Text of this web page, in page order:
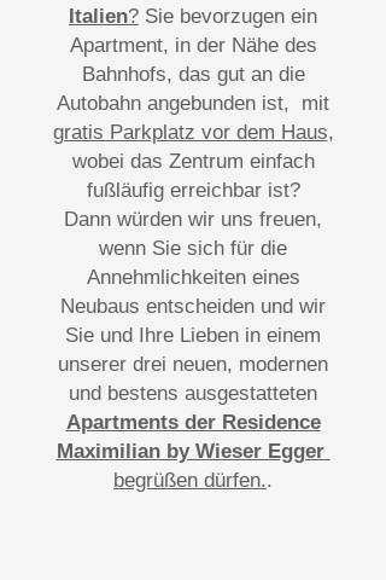
Italien? Sie bevorzugen ein
Apartment, in der Nähe des
Bahnhofs, das gut an die
Autobahn angebunden ist, mit
gratis Parkplatz vor dem Haus,
wobei das Zentrum einfach
fußläufig erreichbar ist?
Dann würden wir uns freuen,
wenn Sie sich für die
Annehmlichkeiten eines
Neubaus entscheiden und wir
Sie und Ihre Lieben in einem
unserer drei neuen, modernen
und bestens ausgestatteten
Apartments der Residence
Maximilian by Wieser Egger
begrüßen dürfen..